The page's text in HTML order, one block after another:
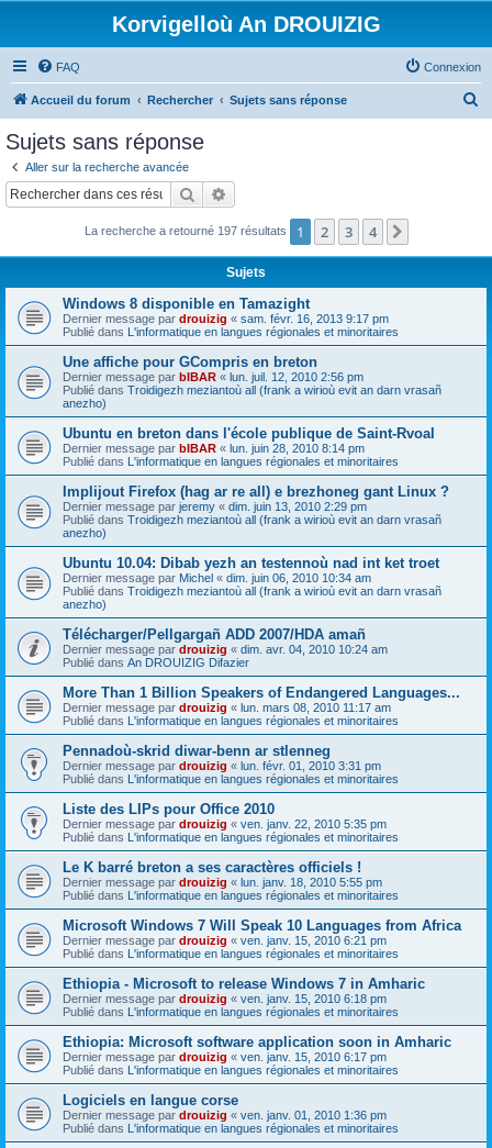
Korvigelloù An DROUIZIG
FAQ Connexion
Accueil du forum Rechercher Sujets sans réponse
c
Sujets sans réponse
Aller sur la recherche avancée
Rechercher
La recherche a retourné 197 résultats 1 2 3 4
Sujets
Windows 8 disponible en Tamazight
Dernier message par drouizig « sam. févr. 16, 2013 9:17 pm
Publié dans L'informatique en langues régionales et minoritaires
Une affiche pour GCompris en breton
Dernier message par bIBAR « lun. juil. 12, 2010 2:56 pm
Publié dans Troidigezh meziantoù all (frank a wirioù evit an darn vrasañ
anezho)
Ubuntu en breton dans l'école publique de Saint-Rvoal
Dernier message par bIBAR « lun. juin 28, 2010 8:14 pm
Publié dans L'informatique en langues régionales et minoritaires
Implijout Firefox (hag ar re all) e brezhoneg gant Linux ?
Dernier message par jeremy « dim. juin 13, 2010 2:29 pm
Publié dans Troidigezh meziantoù all (frank a wirioù evit an darn vrasañ
anezho)
Ubuntu 10.04: Dibab yezh an testennoù nad int ket troet
Dernier message par Michel « dim. juin 06, 2010 10:34 am
Publié dans Troidigezh meziantoù all (frank a wirioù evit an darn vrasañ
anezho)
Télécharger/Pellgargañ ADD 2007/HDA amañ
Dernier message par drouizig « dim. avr. 04, 2010 10:24 am
Publié dans An DROUIZIG Difazier
More Than 1 Billion Speakers of Endangered Languages...
Dernier message par drouizig « lun. mars 08, 2010 11:17 am
Publié dans L'informatique en langues régionales et minoritaires
Pennadoù-skrid diwar-benn ar stlenneg
Dernier message par drouizig « lun. févr. 01, 2010 3:31 pm
Publié dans L'informatique en langues régionales et minoritaires
Liste des LIPs pour Office 2010
Dernier message par drouizig « ven. janv. 22, 2010 5:35 pm
Publié dans L'informatique en langues régionales et minoritaires
Le K barré breton a ses caractères officiels !
Dernier message par drouizig « lun. janv. 18, 2010 5:55 pm
Publié dans L'informatique en langues régionales et minoritaires
Microsoft Windows 7 Will Speak 10 Languages from Africa
Dernier message par drouizig « ven. janv. 15, 2010 6:21 pm
Publié dans L'informatique en langues régionales et minoritaires
Ethiopia - Microsoft to release Windows 7 in Amharic
Dernier message par drouizig « ven. janv. 15, 2010 6:18 pm
Publié dans L'informatique en langues régionales et minoritaires
Ethiopia: Microsoft software application soon in Amharic
Dernier message par drouizig « ven. janv. 15, 2010 6:17 pm
Publié dans L'informatique en langues régionales et minoritaires
Logiciels en langue corse
Dernier message par drouizig « ven. janv. 01, 2010 1:36 pm
Publié dans L'informatique en langues régionales et minoritaires